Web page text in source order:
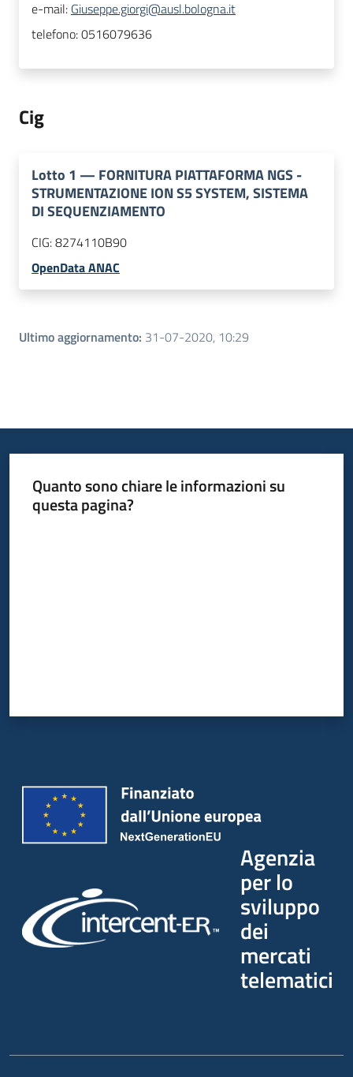
e-mail: Giuseppe.giorgi@ausl.bologna.it
telefono:0516079636
Cig
Lotto 1 — FORNITURA PIATTAFORMA NGS -
STRUMENTAZIONE ION S5 SYSTEM, SISTEMA
DI SEQUENZIAMENTO
CIG:8274110B90
OpenData ANAC
Ultimo aggiornamento: 31-07-2020, 10:29
Quanto sono chiare le informazioni su
questa pagina?
Agenzia
per lo
sviluppo
dei
mercati
telematici